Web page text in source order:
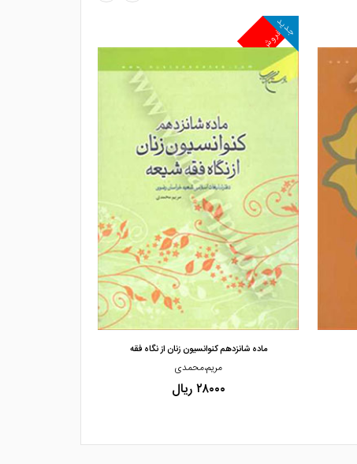
مشاهده و خرید
پرفروش
جدید
ماده شانزدهم کنوانسیون زنان از نگاه فقه
مریم،محمدی
۲۸۰۰۰ ریال